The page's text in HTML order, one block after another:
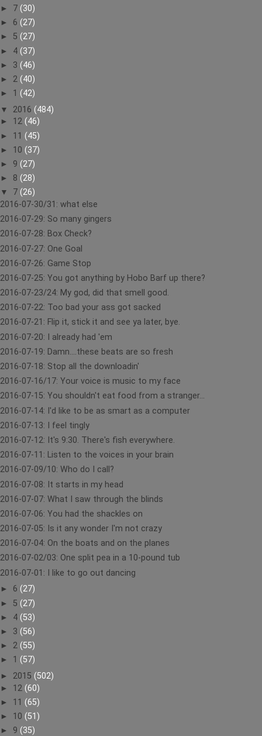
► 7 (30)
► 6 (27)
► 5 (27)
► 4 (37)
► 3 (46)
► 2 (40)
► 1 (42)
▼ 2016 (484)
► 12 (46)
► 11 (45)
► 10 (37)
► 9 (27)
► 8 (28)
▼ 7 (26)
2016-07-30/31: what else
2016-07-29: So many gingers
2016-07-28: Box Check?
2016-07-27: One Goal
2016-07-26: Game Stop
2016-07-25: You got anything by Hobo Barf up there?
2016-07-23/24: My god, did that smell good.
2016-07-22: Too bad your ass got sacked
2016-07-21: Flip it, stick it and see ya later, bye.
2016-07-20: I already had 'em
2016-07-19: Damn....these beats are so fresh
2016-07-18: Stop all the downloadin'
2016-07-16/17: Your voice is music to my face
2016-07-15: You shouldn't eat food from a stranger...
2016-07-14: I'd like to be as smart as a computer
2016-07-13: I feel tingly
2016-07-12: It's 9:30. There's fish everywhere.
2016-07-11: Listen to the voices in your brain
2016-07-09/10: Who do I call?
2016-07-08: It starts in my head
2016-07-07: What I saw through the blinds
2016-07-06: You had the shackles on
2016-07-05: Is it any wonder I'm not crazy
2016-07-04: On the boats and on the planes
2016-07-02/03: One split pea in a 10-pound tub
2016-07-01: I like to go out dancing
► 6 (27)
► 5 (27)
► 4 (53)
► 3 (56)
► 2 (55)
► 1 (57)
► 2015 (502)
► 12 (60)
► 11 (65)
► 10 (51)
► 9 (35)